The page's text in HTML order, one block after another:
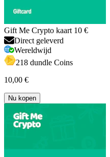
Gift Me Crypto kaart 10 €
Direct geleverd
Wereldwijd
218 dundle Coins
10,00 €
Nu kopen